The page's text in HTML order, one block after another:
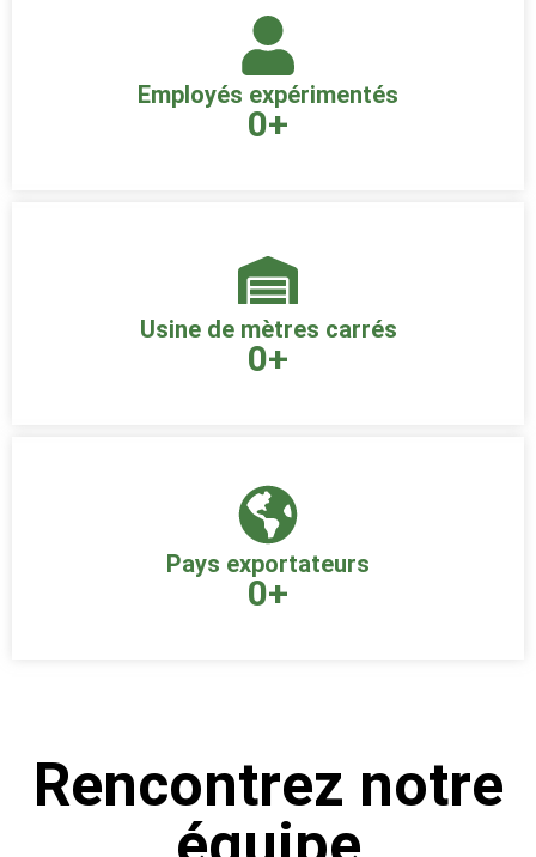
Employés expérimentés
0+
Usine de mètres carrés
0+
Pays exportateurs
0+
Rencontrez notre